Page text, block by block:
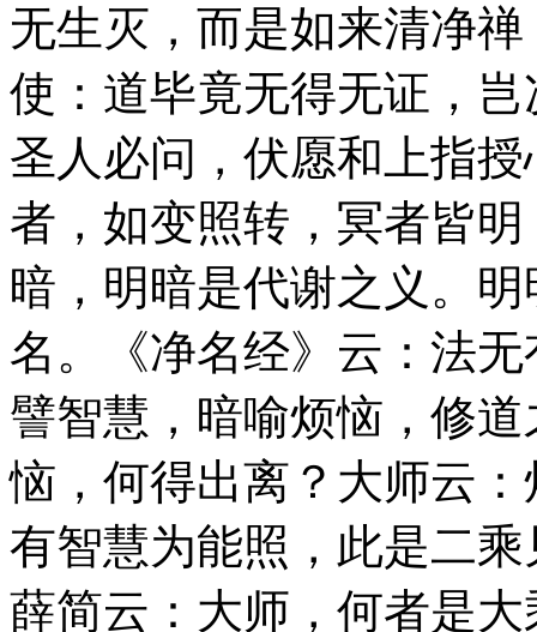
无生灭，而是如来清净
使：道毕竟无得无证，
圣人必问，伏愿和上指
者，如变照转，冥者皆
暗，明暗是代谢之义。
名。《净名经》云：法
譬智慧，暗喻烦恼，修
恼，何得出离？大师云
有智慧为能照，此是二
薛简云：大师，何者是